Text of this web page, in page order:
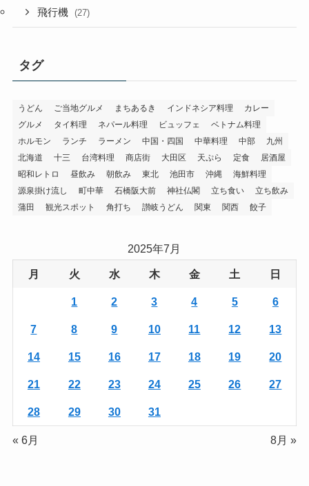
飛行機 (27)
タグ
うどん ご当地グルメ まちあるき インドネシア料理
カレー
グルメ
タイ料理 ネパール料理 ビュッフェ
ベトナム料理
ホルモン
ランチ ラーメン 中国・四国 中華料理 中部
九州
北海道
十三 台湾料理 商店街 大田区 天ぷら 定食
居酒屋
昭和レトロ
昼飲み 朝飲み 東北 池田市 沖縄
海鮮料理
源泉掛け流し
町中華 石橋阪大前 神社仏閣 立ち食い
立ち飲み
蒲田
観光スポット 角打ち 讃岐うどん 関東 関西 餃子
2025年7月
月 火 水 木 金 土 日
1 2 3 4 5 6
7 8 9 10 11 12 13
14 15 16 17 18 19 20
21 22 23 24 25 26 27
28 29 30 31
« 6月 8月 »